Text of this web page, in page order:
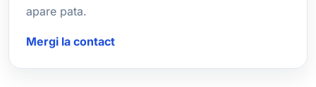
apare pata.
Mergi la contact